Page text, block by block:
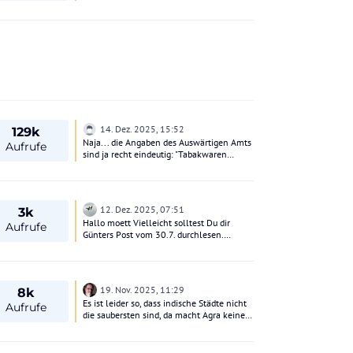
129k
Aufrufe
14. Dez. 2025, 15:52
Naja... die Angaben des Auswärtigen Amts
sind ja recht eindeutig: "Tabakwaren
3k
Aufrufe
12. Dez. 2025, 07:51
Hallo moett Vielleicht solltest Du dir
Günters Post vom 30.7. durchlesen.
8k
Aufrufe
19. Nov. 2025, 11:29
Es ist leider so, dass indische Städte nicht
die saubersten sind, da macht Agra keine